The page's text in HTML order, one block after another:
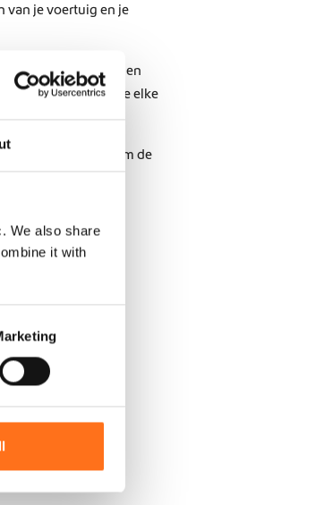
We also share
it with
van je voertuig en je
juiste accessoires, en
wetende dat je elke
en maak je klaar om de